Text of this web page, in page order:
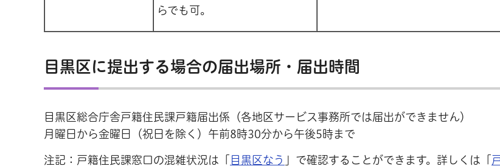
らでも可。
目黒区に提出する場合の届出場所・届出時間
目黒区総合庁舎戸籍住民課戸籍届出係（各地区サービス事務所では届出ができません）
月曜日から金曜日（祝日を除く）午前8時30分から午後5時まで
注記：戸籍住民課窓口の混雑状況は「 目黒区なう 」で確認することができます。詳しくは「